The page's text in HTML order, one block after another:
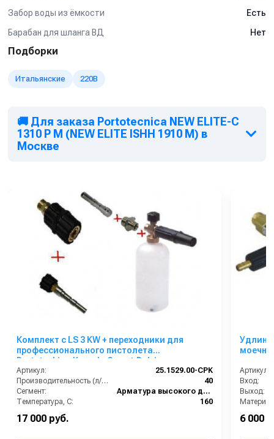
Забор воды из ёмкости
Есть
Барабан для шланга ВД
Нет
Подборки
Итальянские 220В
🚚 Для заказа Portotecnica NEW ELITE-C
1310 P M (NEW ELITE ISHH 1910 M) в
Москве
Комплект с LS 3 KW + переходники для
профессионального пистолета
Portotechica;Kranzle;Comet;Delvir.
Артикул:
25.1529.00-CPK
Производительность (л/мин):
40
Сегмент:
Арматура высокого давления
Температура, C:
160
Рабочее давление (бар):
17 000 руб.
Артикул:
Вход:
Выход:
В
6 000